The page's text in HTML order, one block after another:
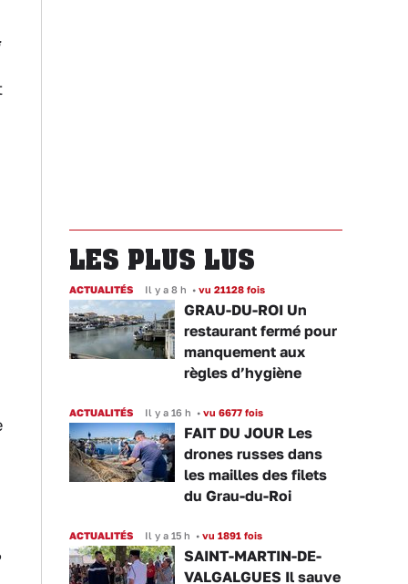
LES PLUS LUS
ACTUALITÉS Il y a 8 h • vu 21128 fois
GRAU-DU-ROI Un
restaurant fermé pour
manquement aux
règles d’hygiène
ACTUALITÉS Il y a 16 h • vu 6677 fois
FAIT DU JOUR Les
drones russes dans
les mailles des filets
du Grau-du-Roi
ACTUALITÉS Il y a 15 h • vu 1891 fois
SAINT-MARTIN-DE-
VALGALGUES Il sauve